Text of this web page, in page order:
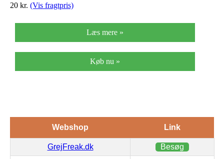
20 kr. (Vis fragtpris)
Læs mere »
Køb nu »
Webshop Link
GrejFreak.dk Besøg